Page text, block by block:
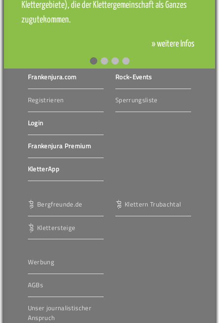
Klettergebiete), die der Klettergemeinschaft als Ganzes
zugutekommen.
» weitere Infos
Frankenjura.com
Registrieren
Login
Frankenjura Premium
KletterApp
Rock-Events
Sperrungsliste
Bergfreunde.de
Klettersteige
Klettern Trubachtal
Werbung
AGBs
Unser journalistischer
Anspruch